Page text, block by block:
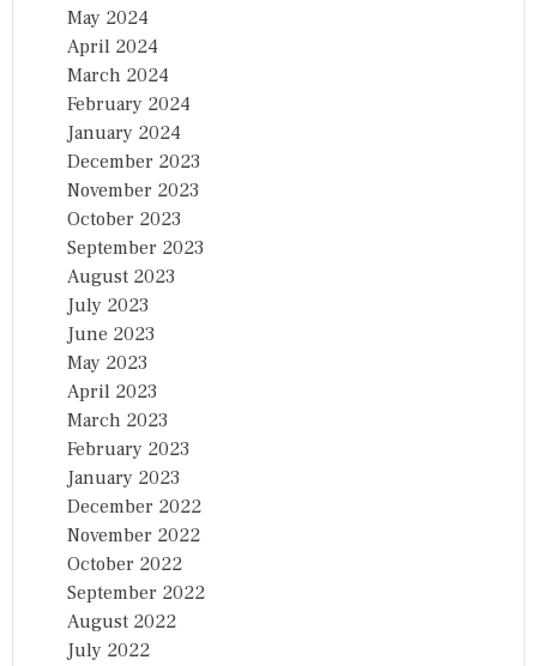
May 2024
April 2024
March 2024
February 2024
January 2024
December 2023
November 2023
October 2023
September 2023
August 2023
July 2023
June 2023
May 2023
April 2023
March 2023
February 2023
January 2023
December 2022
November 2022
October 2022
September 2022
August 2022
July 2022